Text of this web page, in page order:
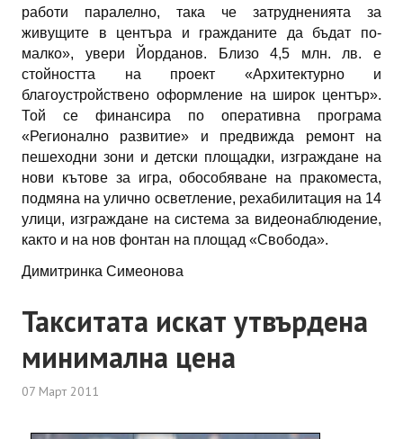
работи паралелно, така че затрудненията за
живущите в центъра и гражданите да бъдат по-
малко», увери Йорданов. Близо 4,5 млн. лв. е
стойността на проект «Архитектурно и
благоустройствено оформление на широк център».
Той се финансира по оперативна програма
«Регионално развитие» и предвижда ремонт на
пешеходни зони и детски площадки, изграждане на
нови кътове за игра, обособяване на пракоместа,
подмяна на улично осветление, рехабилитация на 14
улици, изграждане на система за видеонаблюдение,
както и на нов фонтан на площад «Свобода».
Димитринка Симеонова
Такситата искат утвърдена
минимална цена
07 Март 2011